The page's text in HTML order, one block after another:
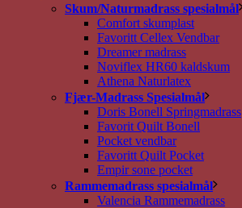
Skum/Naturmadrass spesialmål
Comfort skumplast
Favoritt Cellex Vendbar
Dreamer madrass
Noviflex HR60 kaldskum
Athena Naturlatex
Fjær-Madrass Spesialmål
Doris Bonell Springmadrass
Favorit Quilt Bonell
Pocket vendbar
Favoritt Quilt Pocket
Empir sone pocket
Rammemadrass spesialmål
Valencia Rammemadrass